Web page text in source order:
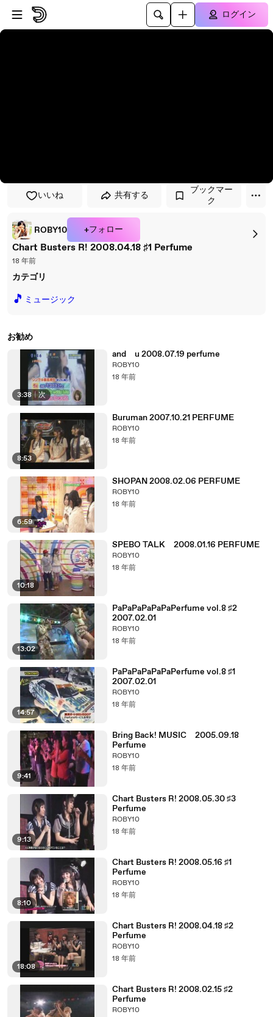
プレイヤーにスキップ
メインコンテンツにスキップ
ログイン
いいね 共有する
ブックマー
ク
ROBY10 +フォロー
Chart Busters R! 2008.04.18 ♯1 Perfume
18 年前
カテゴリ
🎵 ミュージック
お勧め
3:38 | 次
and u 2008.07.19 perfume
ROBY10
18 年前
8:53
Buruman 2007.10.21 PERFUME
ROBY10
18 年前
6:59
SHOPAN 2008.02.06 PERFUME
ROBY10
18 年前
10:18
SPEBO TALK 2008.01.16 PERFUME
ROBY10
18 年前
13:02
PaPaPaPaPaPaPerfume vol.8 ♯2
2007.02.01
ROBY10
18 年前
14:57
PaPaPaPaPaPaPerfume vol.8 ♯1
2007.02.01
ROBY10
18 年前
9:41
Bring Back! MUSIC 2005.09.18
Perfume
ROBY10
18 年前
9:13
Chart Busters R! 2008.05.30 ♯3
Perfume
ROBY10
18 年前
8:10
Chart Busters R! 2008.05.16 ♯1
Perfume
ROBY10
18 年前
18:08
Chart Busters R! 2008.04.18 ♯2
Perfume
ROBY10
18 年前
Chart Busters R! 2008.02.15 ♯2
Perfume
ROBY10